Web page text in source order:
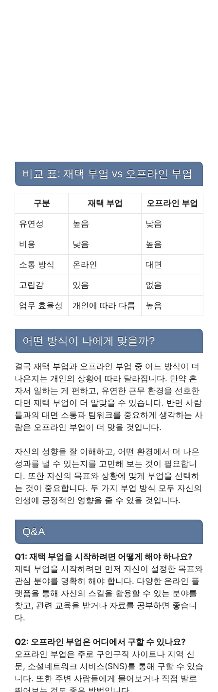
비교 표: 재택 부업 vs 오프라인 부업
구분 재택 부업 오프라인 부업
유연성 높음 낮음
비용 낮음 높음
소통 방식 온라인 대면
고립감 있음 없음
업무 효율성 개인에 따라 다름 높음
어떤 방식이 나에게 맞을까?
결국 재택 부업과 오프라인 부업 중 어느 방식이 더
나은지는 개인의 상황에 따라 달라집니다. 만약 혼
자서 일하는 게 편하고, 유연한 근무 환경을 선호한
다면 재택 부업이 더 알맞을 수 있습니다. 반면 사람
들과의 대면 소통과 팀워크를 중요하게 생각하는 사
람은 오프라인 부업이 더 맞을 것입니다.
자신의 성향을 잘 이해하고, 어떤 환경에서 더 나은
성과를 낼 수 있는지를 고민해 보는 것이 필요합니
다. 또한 자신의 목표와 상황에 맞게 부업을 선택하
는 것이 중요합니다. 두 가지 부업 방식 모두 자신의
인생에 긍정적인 영향을 줄 수 있을 것입니다.
Q&A
Q1: 재택 부업을 시작하려면 어떻게 해야 하나요?
재택 부업을 시작하려면 먼저 자신이 설정한 목표와
관심 분야를 명확히 해야 합니다. 다양한 온라인 플
랫폼을 통해 자신의 스킬을 활용할 수 있는 분야를
찾고, 관련 교육을 받거나 자료를 공부하면 좋습니
다.
Q2: 오프라인 부업은 어디에서 구할 수 있나요?
오프라인 부업은 주로 구인구직 사이트나 지역 신
문, 소셜네트워크 서비스(SNS)를 통해 구할 수 있습
니다. 또한 주변 사람들에게 물어보거나 직접 발로